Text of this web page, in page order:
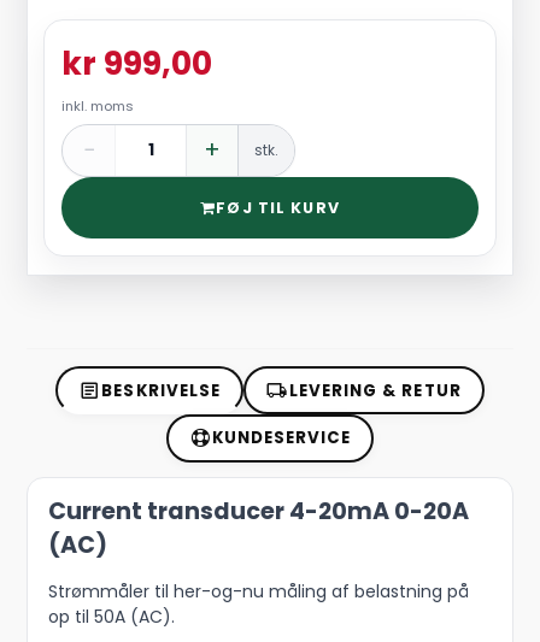
kr 999,00
inkl. moms
− + stk.
FØJ TIL KURV
BESKRIVELSE LEVERING & RETUR
KUNDESERVICE
Current transducer 4-20mA 0-20A
(AC)
Strømmåler til her-og-nu måling af belastning på
op til 50A (AC).